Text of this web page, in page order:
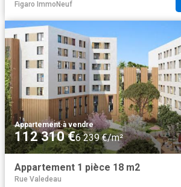
Figaro ImmoNeuf
Appartement·à vendre
112 310 €6 239 €/m²
Appartement 1 pièce 18 m2
Rue Valedeau